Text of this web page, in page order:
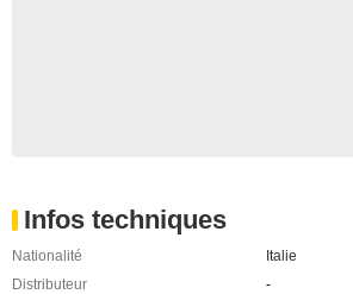
Infos techniques
Nationalité
Italie
Distributeur
-